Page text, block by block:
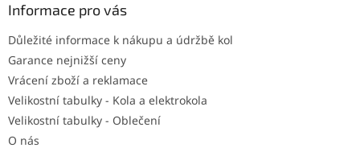
Informace pro vás
Důležité informace k nákupu a údržbě kol
Garance nejnižší ceny
Vrácení zboží a reklamace
Velikostní tabulky - Kola a elektrokola
Velikostní tabulky - Oblečení
O nás